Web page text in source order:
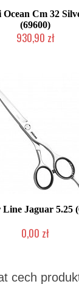
Cm 32
(69600)
930,90 zł
Jaguar 5.25
0,00 zł
cech